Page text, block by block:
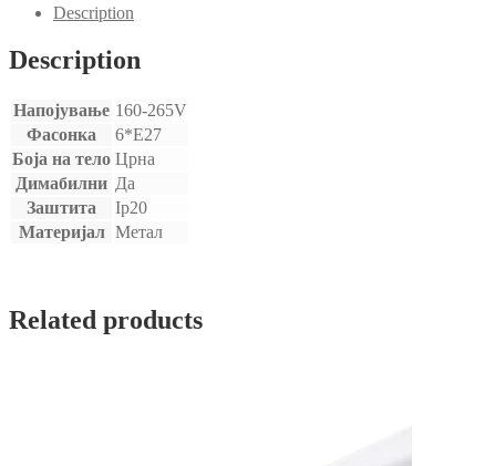
Description
Description
Напојување 160-265V
Фасонка
6*Е27
Боја на тело Црна
Димабилни Да
Заштита
Ip20
Материјал Метал
Related products